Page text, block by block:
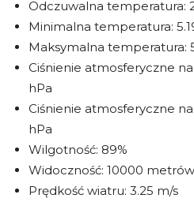
Odczuwalna temperatura:
Minimalna temperatura:
Maksymalna temperatura:
Ciśnienie atmosferyczne
hPa
Ciśnienie atmosferyczne
hPa
Wilgotność: 89%
Widoczność: 10000 metrów
Prędkość wiatru: 3.25 m/s